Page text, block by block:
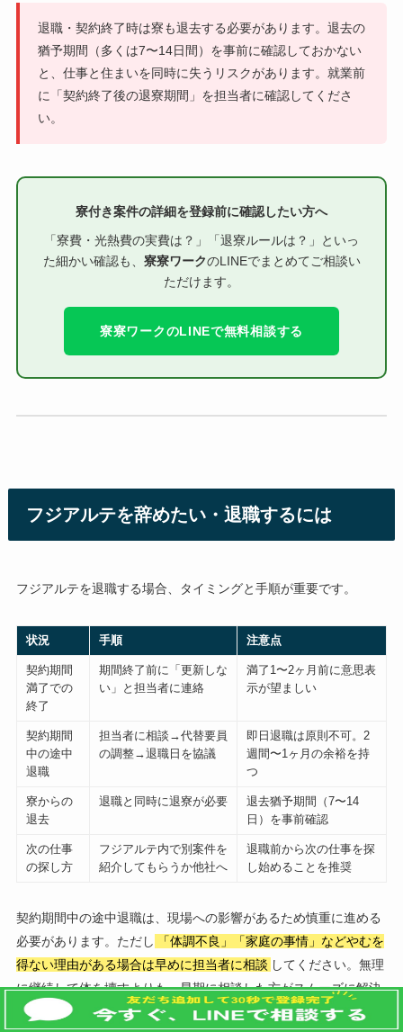
退職・契約終了時は寮も退去する必要があります。退去の
猶予期間（多くは7〜14日間）を事前に確認しておかない
と、仕事と住まいを同時に失うリスクがあります。就業前
に「契約終了後の退寮期間」を担当者に確認してくださ
い。
寮付き案件の詳細を登録前に確認したい方へ
「寮費・光熱費の実費は？」「退寮ルールは？」といっ
た細かい確認も、 寮寮ワークのLINEでまとめてご相談い
ただけます。
寮寮ワークのLINEで無料相談する
フジアルテを辞めたい・退職するには
フジアルテを退職する場合、タイミングと手順が重要です。
状況 手順 注意点
契約期間
満了での
終了
期間終了前に「更新しな
い」と担当者に連絡
満了1〜2ヶ月前に意思表
示が望ましい
契約期間
中の途中
退職
担当者に相談→代替要員
の調整→退職日を協議
即日退職は原則不可。2
週間〜1ヶ月の余裕を持
つ
寮からの
退去
退職と同時に退寮が必要
退去猶予期間（7〜14
日）を事前確認
次の仕事
の探し方
フジアルテ内で別案件を
紹介してもらうか他社へ
退職前から次の仕事を探
し始めることを推奨
契約期間中の途中退職は、現場への影響があるため慎重に進める
必要があります。ただし
「体調不良」「家庭の事情」などやむを
得ない理由がある場合は早めに担当者に相談 してください。無理
に継続して体を壊すよりも、早期に相談した方がスムーズに解決
できます。